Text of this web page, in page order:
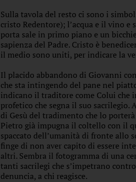
Sulla tavola del resto ci sono i
cristo Redentore); l’acqua e il vino
porta sale in primo piano e un
sapienza del Padre. Cristo è
il medio sono uniti, per indicare la
Il placido abbandono di Giovanni
che sta intingendo del pane nel
indicano il traditore come Colui che
profetico che segna il suo
di Gesù del tradimento che lo
Pietro già impugna il coltello con il
spaccato dell’umanità di fronte allo
finge di non aver capito di essere
altri. Sembra il fotogramma di una
tanti sacrilegi che s’impetrano
denuncia, a chi reagisce.